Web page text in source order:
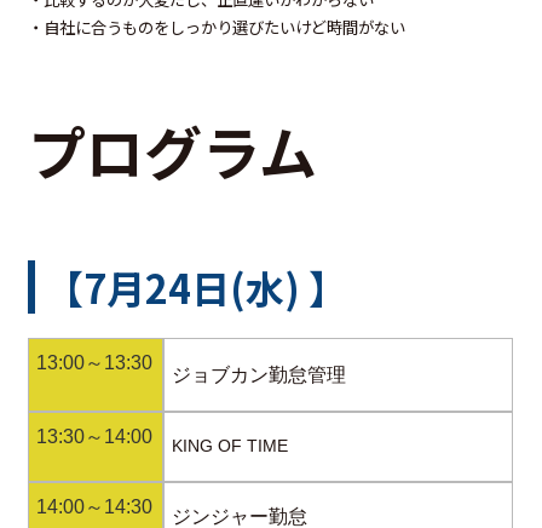
・自社に合うものをしっかり選びたいけど時間がない
プログラム
【7月24日(水) 】
13:00～13:30
ジョブカン勤怠管理
13:30～14:00 KING OF TIME
14:00～14:30 ジンジャー勤怠